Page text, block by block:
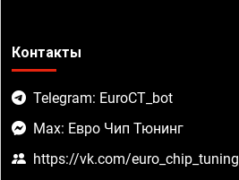
Контакты
Telegram: EuroCT_bot
Max: Евро Чип Тюнинг
https://vk.com/euro_chip_tuning